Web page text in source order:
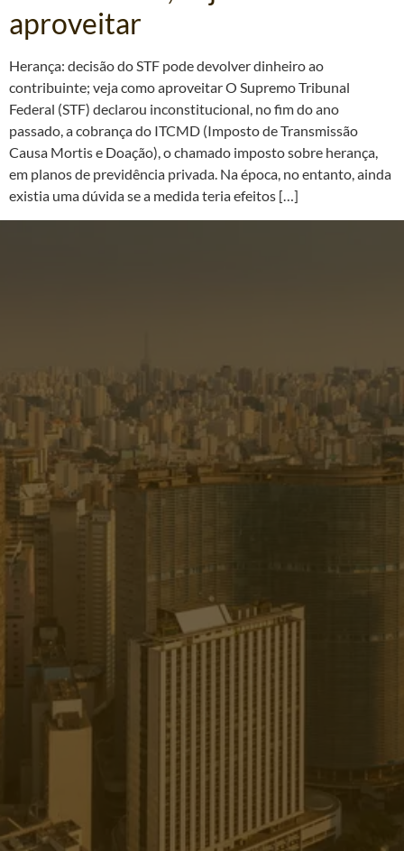
aproveitar
Herança: decisão do STF pode devolver dinheiro ao
contribuinte; veja como aproveitar O Supremo Tribunal
Federal (STF) declarou inconstitucional, no fim do ano
passado, a cobrança do ITCMD (Imposto de Transmissão
Causa Mortis e Doação), o chamado imposto sobre herança,
em planos de previdência privada. Na época, no entanto, ainda
existia uma dúvida se a medida teria efeitos […]